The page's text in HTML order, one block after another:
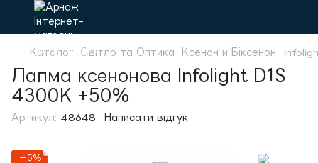
Каталог Світло та Оптика Ксенон и Біксенон
Лапма ксенонова Infolight D1S
4300K +50%
Артикул: 48648 Написати відгук
−5%